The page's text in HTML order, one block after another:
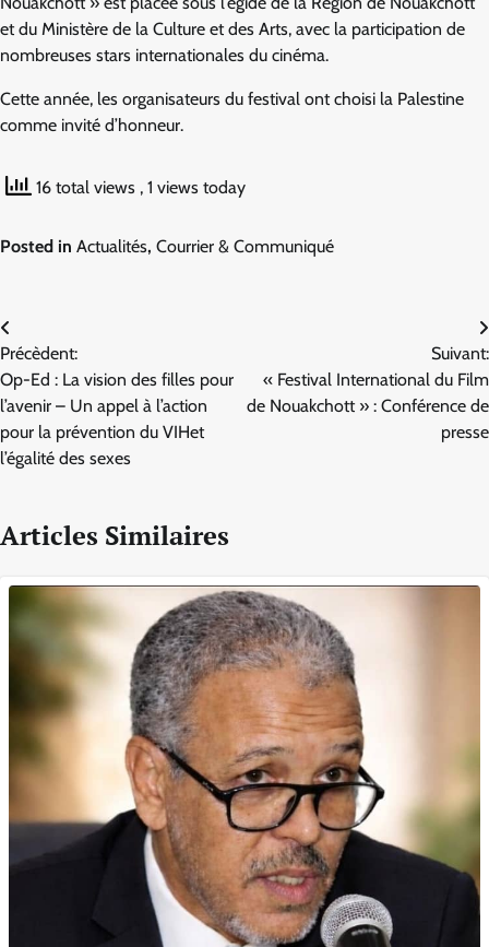
et du Ministère de la Culture et des Arts, avec la participation de
nombreuses stars internationales du cinéma.
Cette année, les organisateurs du festival ont choisi la Palestine
comme invité d’honneur.
16 total views , 1 views today
Posted in Actualités, Courrier & Communiqué
Navigation
de
l’article
Précèdent:
Op-Ed : La vision des filles pour
l’avenir – Un appel à l’action
pour la prévention du VIHet
l’égalité des sexes
Suivant:
« Festival International du Film
de Nouakchott » : Conférence de
presse
Articles Similaires